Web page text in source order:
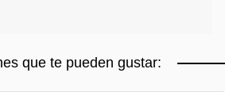
que te pueden gustar: